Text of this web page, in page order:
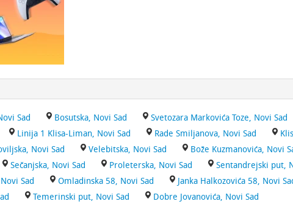
Sad Bosutska, Novi Sad Svetozara Markovića Toze, Novi Sad
Linija 1 Klisa-Liman, Novi Sad Rade Smiljanova, Novi Sad
Novi Sad Velebitska, Novi Sad Bože Kuzmanovića, Novi
Sečanjska, Novi Sad Proleterska, Novi Sad Sentandrejski put,
Sad
Omladinska 58, Novi Sad Janka Halkozovića 58, Novi
Temerinski put, Novi Sad Dobre Jovanovića, Novi Sad